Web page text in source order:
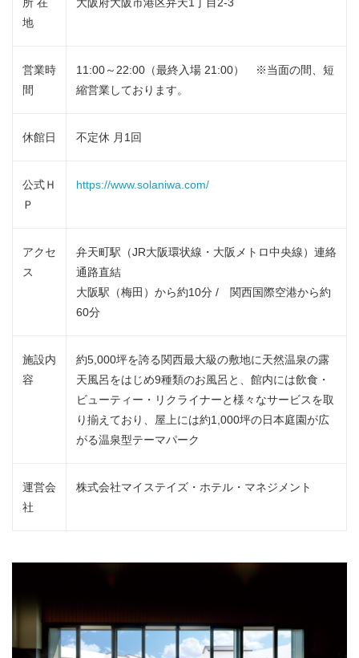
地
営業時
間
11:00～22:00（最終入場 21:00） ※当面の間、短
縮営業しております。
休館日 不定休 月1回
公式Ｈ
Ｐ
https://www.solaniwa.com/
アクセ
ス
弁天町駅（JR大阪環状線・大阪メトロ中央線）連絡
通路直結
大阪駅（梅田）から約10分 / 関西国際空港から約
60分
施設内
容
約5,000坪を誇る関西最大級の敷地に天然温泉の露
天風呂をはじめ9種類のお風呂と、館内には飲食・
ビューティー・リクライナーと様々なサービスを取
り揃えており、屋上には約1,000坪の日本庭園が広
がる温泉型テーマパーク
運営会
社
株式会社マイステイズ・ホテル・マネジメント